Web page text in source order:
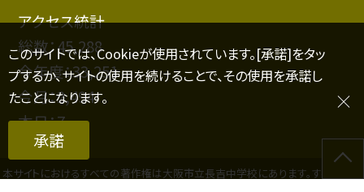
アクセス統計
総数：45,288
今年度：33,251
今月：2,494
本日：7
本サイトにおけるすべての著作権は大阪市立長吉中学校にあります。すべての画
このサイトでは、Cookieが使用されています。[承諾]をタッ
プするか、サイトの使用を続けることで、その使用を承諾し
たことになります。
承諾